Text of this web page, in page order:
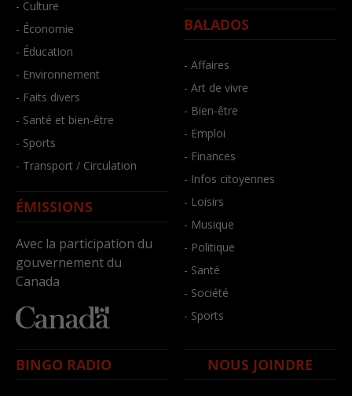
- Culture
- Économie
- Éducation
- Environnement
- Faits divers
- Santé et bien-être
- Sports
- Transport / Circulation
ÉMISSIONS
Avec la participation du
gouvernement du
Canada
BALADOS
- Affaires
- Art de vivre
- Bien-être
- Emploi
- Finances
- Infos citoyennes
- Loisirs
- Musique
- Politique
- Santé
- Société
- Sports
BINGO RADIO NOUS JOINDRE